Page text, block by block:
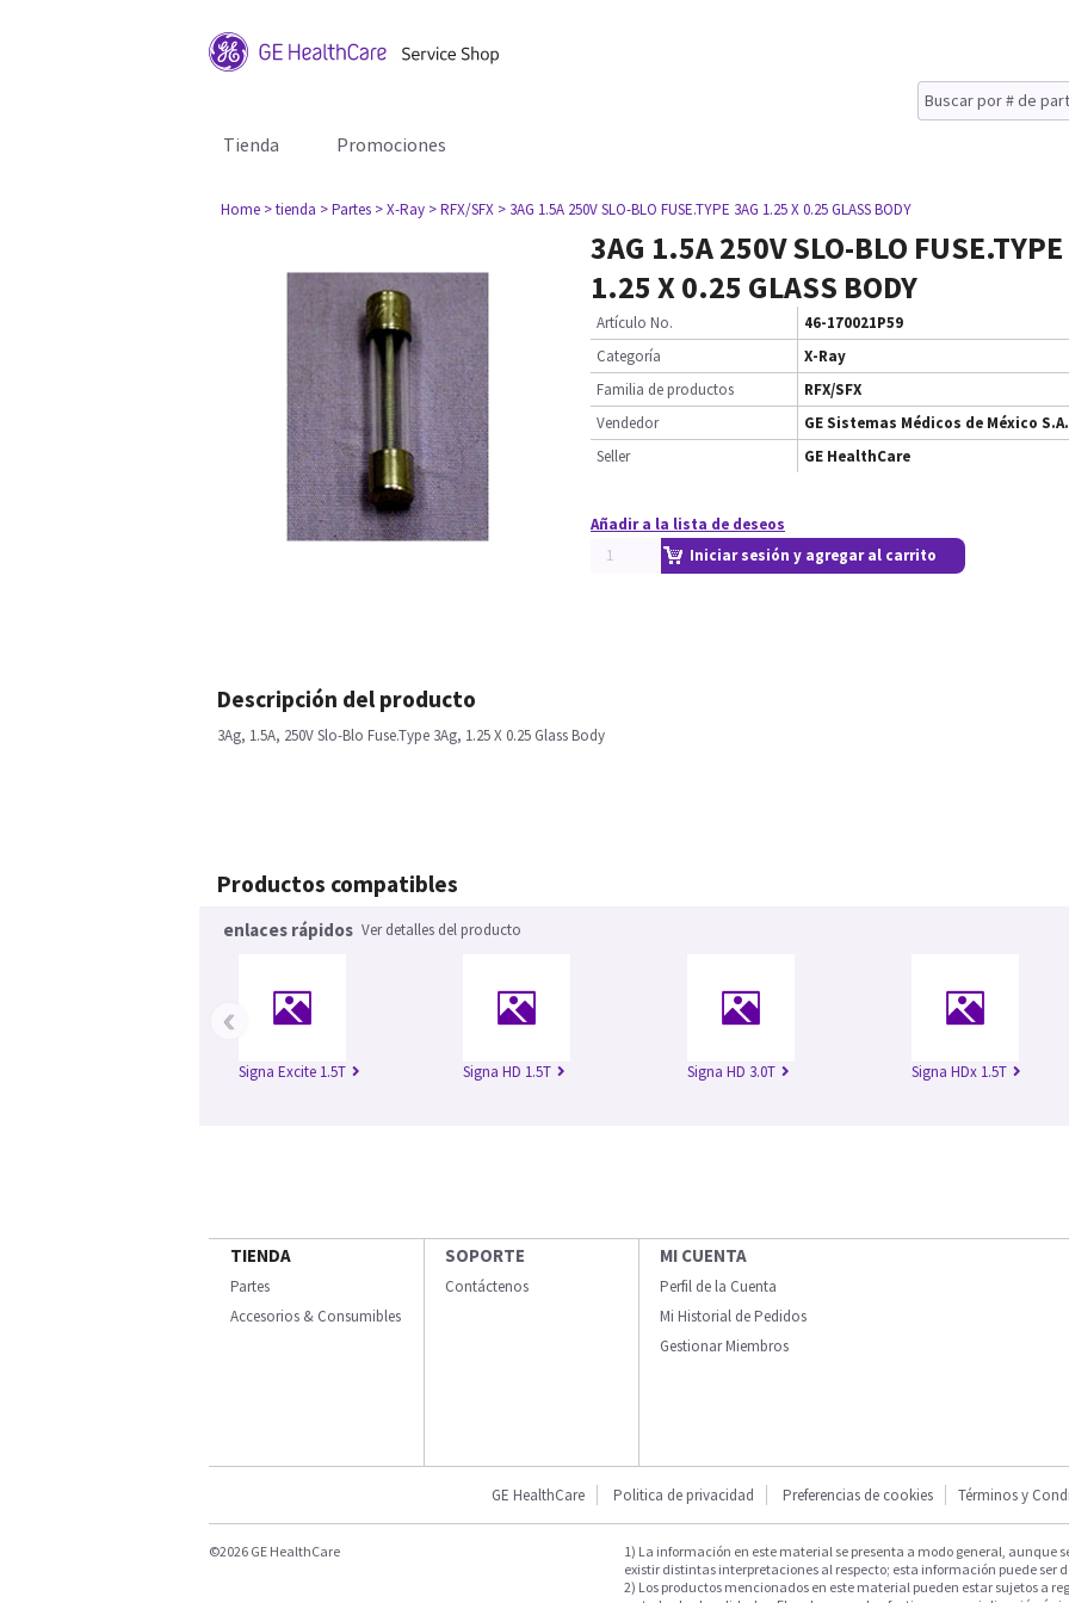
Tienda Promociones
Home > tienda > Partes > X-Ray > RFX/SFX > 3AG 1.5A 250V SLO-BLO FUSE.TYPE 3AG 1.25 X 0.25 GLASS BODY
3AG 1.5A 250V SLO-BLO
1.25 X 0.25 GLASS BODY
Artículo No.
46-170021P59
Categoría
X-Ray
Familia de productos
RFX/SFX
Vendedor
GE Sistemas Médicos de México S.A.
Seller
GE HealthCare
Añadir a la lista de deseos
Iniciar sesión y agregar al carrito
Descripción del producto
3Ag, 1.5A, 250V Slo-Blo Fuse.Type 3Ag, 1.25 X 0.25 Glass Body
Productos compatibles
enlaces rápidos Ver detalles del producto
Signa Excite 1.5T Signa HD 1.5T Signa HD 3.0T Signa HDx 1.5T
‹
TIENDA
Partes
Accesorios & Consumibles
SOPORTE
Contáctenos
MI CUENTA
Perfil de la Cuenta
Mi Historial de Pedidos
Gestionar Miembros
GE HealthCare Politica de privacidad Preferencias de cookies Términos y
©2026 GE HealthCare
1) La información en este material se presenta a modo general, aunque
existir distintas interpretaciones al respecto; esta información puede ser
2) Los productos mencionados en este material pueden estar sujetos a